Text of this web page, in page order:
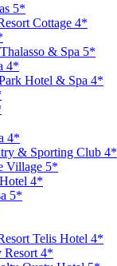
5*
Cottage 4*
& Spa 5*
4*
Hotel & Spa 4*
4*
& Sporting Club 4*
Village 5*
4*
5*
Telis Hotel 4*
Resort 4*